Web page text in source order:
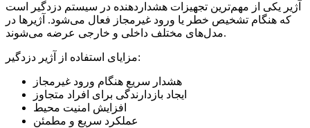
آژیر یکی از مهم‌ترین تجهیزات هشداردهنده در سیستم دزدگیر است
که هنگام تشخیص خطر یا ورود غیرمجاز فعال می‌شود. آژیرها در
مدل‌های مختلف داخلی و خارجی عرضه می‌شوند.
مزایای استفاده از آژیر دزدگیر:
هشدار سریع هنگام ورود غیرمجاز
ایجاد بازدارندگی برای افراد متجاوز
افزایش امنیت محیط
عملکرد سریع و مطمئن